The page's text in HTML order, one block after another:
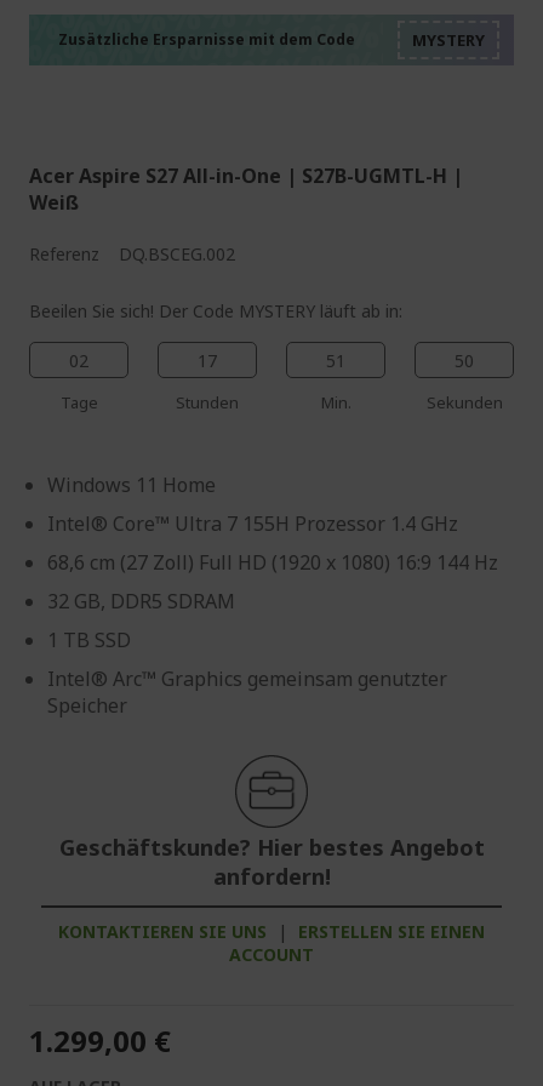
Zusätzliche Ersparnisse mit dem Code
Acer Aspire S27 All-in-One | S27B-UGMTL-H |
Weiß
Referenz DQ.BSCEG.002
Beeilen Sie sich! Der Code MYSTERY läuft ab in:
02
Tage
17
Stunden
51
Min.
49
Sekunden
Windows 11 Home
Intel® Core™ Ultra 7 155H Prozessor 1.4 GHz
68,6 cm (27 Zoll) Full HD (1920 x 1080) 16:9 144 Hz
32 GB, DDR5 SDRAM
1 TB SSD
Intel® Arc™ Graphics gemeinsam genutzter
Speicher
Geschäftskunde? Hier bestes Angebot
anfordern!
KONTAKTIEREN SIE UNS |
ERSTELLEN SIE EINEN
ACCOUNT
1.299,00 €